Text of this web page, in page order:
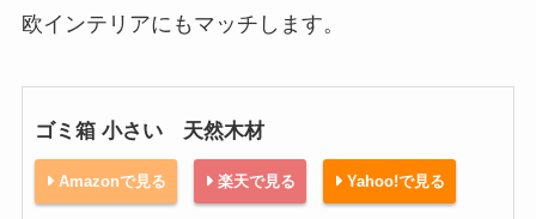
欧インテリアにもマッチします。
ゴミ箱 小さい 天然木材
Amazonで見る 楽天で見る Yahoo!で見る